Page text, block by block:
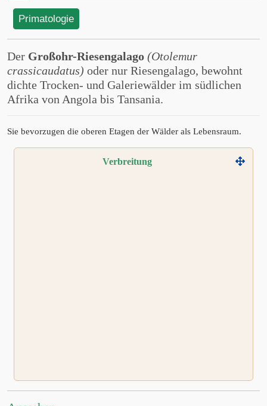
Primatologie
Der Großohr-Riesengalago (Otolemur
crassicaudatus) oder nur Riesengalago, bewohnt
dichte Trocken- und Galeriewälder im südlichen
Afrika von Angola bis Tansania.
Sie bevorzugen die oberen Etagen der Wälder als Lebensraum.
Verbreitung